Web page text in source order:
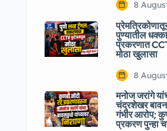
8
पुण्यातील
प्रकरणात
मोठा खुलासा
8
मनोज जरांगे
चंद्रशेखर
गंभीर आरोप;
प्रकरण पुन्हा